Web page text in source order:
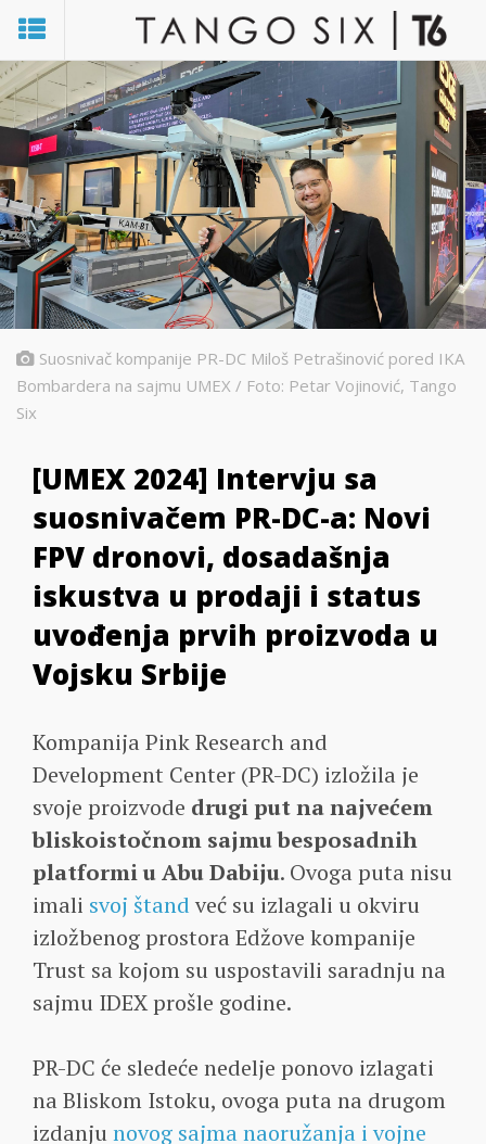
Suosnivač kompanije PR-DC Miloš Petrašinović pored IKA
Bombardera na sajmu UMEX / Foto: Petar Vojinović, Tango
Six
[UMEX 2024] Intervju sa
suosnivačem PR-DC-a: Novi
FPV dronovi, dosadašnja
iskustva u prodaji i status
uvođenja prvih proizvoda u
Vojsku Srbije
Kompanija Pink Research and
Development Center (PR-DC) izložila je
svoje proizvode drugi put na najvećem
bliskoistočnom sajmu besposadnih
platformi u Abu Dabiju. Ovoga puta nisu
imali svoj štand već su izlagali u okviru
izložbenog prostora Edžove kompanije
Trust sa kojom su uspostavili saradnju na
sajmu IDEX prošle godine.
PR-DC će sledeće nedelje ponovo izlagati
na Bliskom Istoku, ovoga puta na drugom
izdanju novog sajma naoružanja i vojne